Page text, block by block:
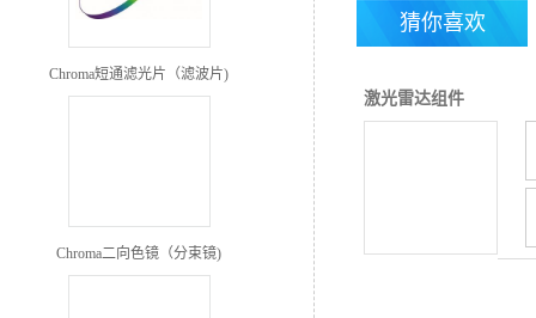
Chroma短通滤光片（滤波片)
Chroma二向色镜（分束镜)
猜你喜欢
激光雷达组件